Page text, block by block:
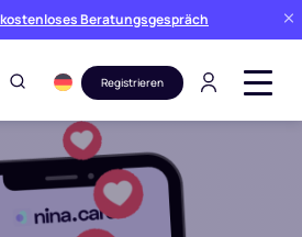
Beratungsgespräch
Registrieren